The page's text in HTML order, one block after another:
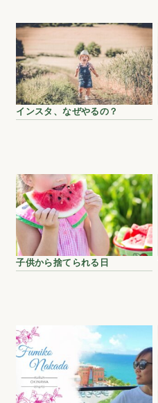
インスタ、なぜやるの？
子供から捨てられる日